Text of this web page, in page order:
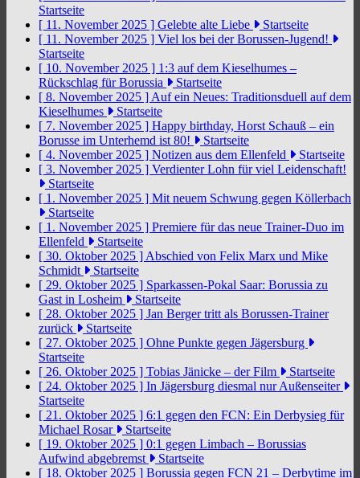
Startseite
[ 11. November 2025 ] Gelebte alte Liebe
Startseite
[ 11. November 2025 ] Viel los bei der Borussen-Jugend!
Startseite
[ 10. November 2025 ] 1:3 auf dem Kieselhumes –
Rückschlag für Borussia
Startseite
[ 8. November 2025 ] Auf ein Neues: Traditionsduell auf dem
Kieselhumes
Startseite
[ 7. November 2025 ] Happy birthday, Horst Schauß – ein
Borusse im Unterhemd ist 80!
Startseite
[ 4. November 2025 ] Notizen aus dem Ellenfeld
Startseite
[ 3. November 2025 ] Verdienter Lohn für viel Leidenschaft!
Startseite
[ 1. November 2025 ] Mit neuem Schwung gegen Köllerbach
Startseite
[ 1. November 2025 ] Premiere für das neue Trainer-Duo im
Ellenfeld
Startseite
[ 30. Oktober 2025 ] Abschied von Felix Marx und Mike
Schmidt
Startseite
[ 29. Oktober 2025 ] Sparkassen-Pokal Saar: Borussia zu
Gast in Losheim
Startseite
[ 28. Oktober 2025 ] Jan Berger tritt als Borussen-Trainer
zurück
Startseite
[ 27. Oktober 2025 ] Ohne Punkte gegen Jägersburg
Startseite
[ 26. Oktober 2025 ] Tobias Jänicke – der Film
Startseite
[ 24. Oktober 2025 ] In Jägersburg diesmal nur Außenseiter
Startseite
[ 21. Oktober 2025 ] 6:1 gegen den FCN: Ein Derbysieg für
Michael Rosar
Startseite
[ 19. Oktober 2025 ] 0:1 gegen Limbach – Borussias
Aufwind abgebremst
Startseite
[ 18. Oktober 2025 ] Borussia gegen FCN 21 – Derbytime im